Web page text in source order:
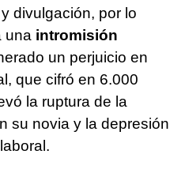
divulgación, por lo
una intromisión
un perjuicio en
que cifró en 6.000
la ruptura de la
su novia y la depresión